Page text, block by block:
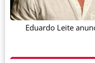
Eduardo Leite